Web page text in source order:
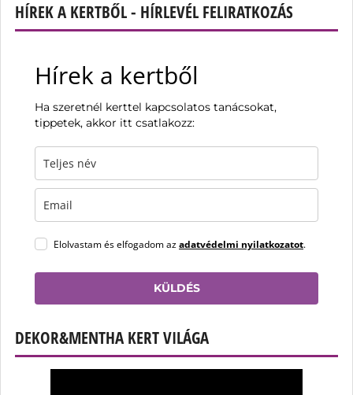
HÍREK A KERTBŐL - HÍRLEVÉL FELIRATKOZÁS
Hírek a kertből
Ha szeretnél kerttel kapcsolatos tanácsokat,
tippetek, akkor itt csatlakozz:
Elolvastam és elfogadom azadatvédelmi nyilatkozatot.
KÜLDÉS
DEKOR&MENTHA KERT VILÁGA